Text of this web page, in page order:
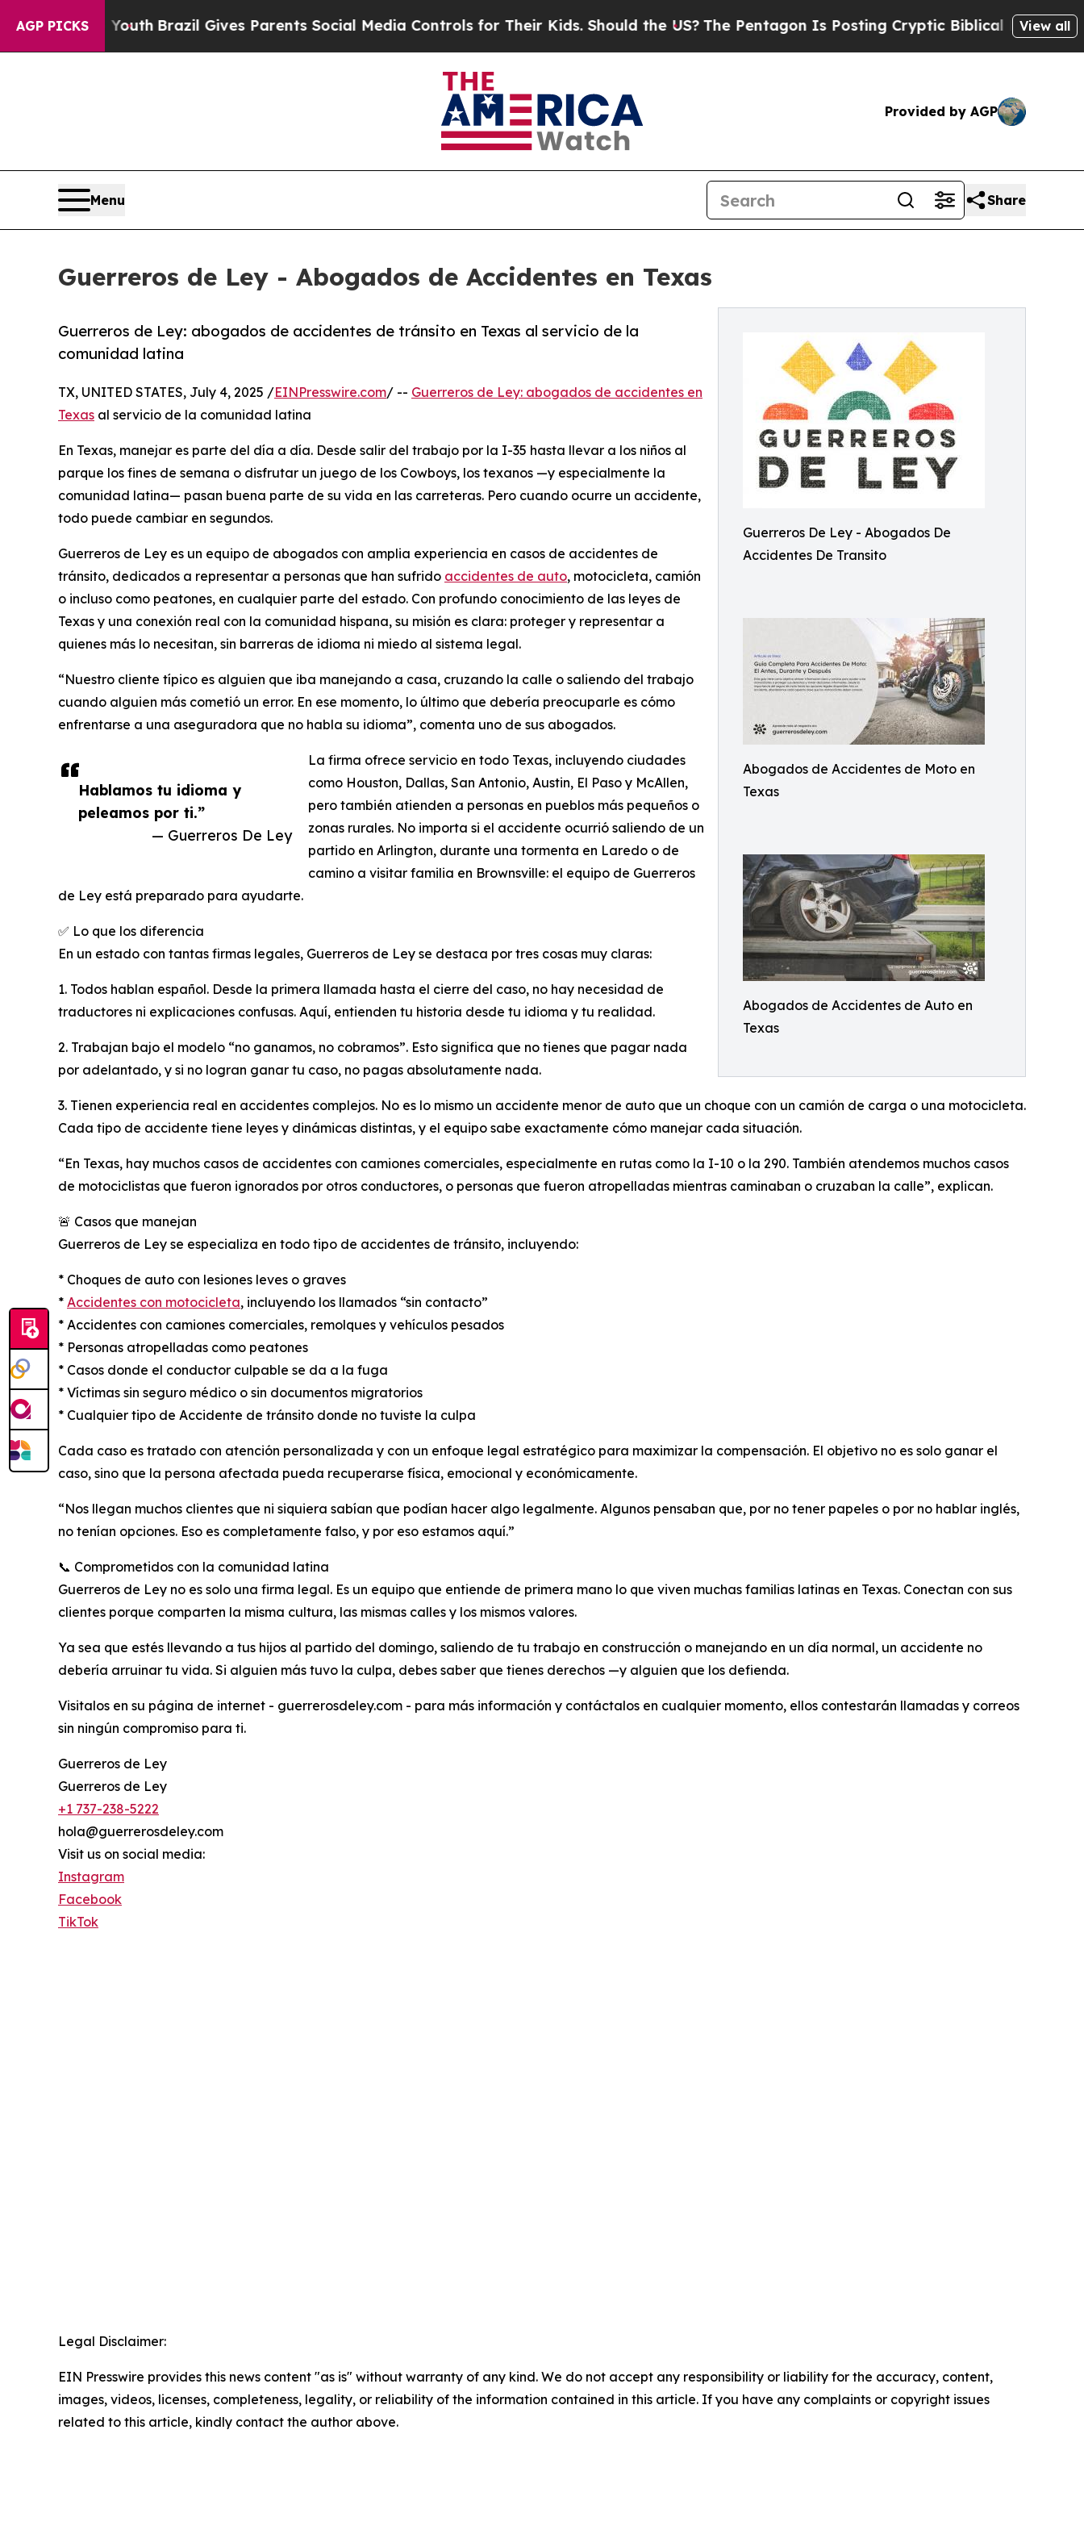
AGP PICKS
to Youth Brazil Gives Parents Social Media Controls for Their Kids. Should the US? The Pentagon Is Posting Cryptic Biblical Messages onView all
Provided by AGP
Menu Share
Guerreros de Ley - Abogados de Accidentes en Texas
Guerreros De Ley - Abogados De
Accidentes De Transito
Abogados de Accidentes de Moto en
Texas
Abogados de Accidentes de Auto en
Texas
Guerreros de Ley: abogados de accidentes de tránsito en Texas al servicio de la
comunidad latina
Hablamos tu idioma y
peleamos por ti.”
— Guerreros De Ley
TX, UNITED STATES, July 4, 2025 /EINPresswire.com/ -- Guerreros de Ley: abogados de accidentes en
Texas al servicio de la comunidad latina
En Texas, manejar es parte del día a día. Desde salir del trabajo por la I-35 hasta llevar a los niños al
parque los fines de semana o disfrutar un juego de los Cowboys, los texanos —y especialmente la
comunidad latina— pasan buena parte de su vida en las carreteras. Pero cuando ocurre un accidente,
todo puede cambiar en segundos.
Guerreros de Ley es un equipo de abogados con amplia experiencia en casos de accidentes de
tránsito, dedicados a representar a personas que han sufrido accidentes de auto, motocicleta, camión
o incluso como peatones, en cualquier parte del estado. Con profundo conocimiento de las leyes de
Texas y una conexión real con la comunidad hispana, su misión es clara: proteger y representar a
quienes más lo necesitan, sin barreras de idioma ni miedo al sistema legal.
“Nuestro cliente típico es alguien que iba manejando a casa, cruzando la calle o saliendo del trabajo
cuando alguien más cometió un error. En ese momento, lo último que debería preocuparle es cómo
enfrentarse a una aseguradora que no habla su idioma”, comenta uno de sus abogados.
La firma ofrece servicio en todo Texas, incluyendo ciudades
como Houston, Dallas, San Antonio, Austin, El Paso y McAllen,
pero también atienden a personas en pueblos más pequeños o
zonas rurales. No importa si el accidente ocurrió saliendo de un
partido en Arlington, durante una tormenta en Laredo o de
camino a visitar familia en Brownsville: el equipo de Guerreros
de Ley está preparado para ayudarte.
✅ Lo que los diferencia
En un estado con tantas firmas legales, Guerreros de Ley se destaca por tres cosas muy claras:
1. Todos hablan español. Desde la primera llamada hasta el cierre del caso, no hay necesidad de
traductores ni explicaciones confusas. Aquí, entienden tu historia desde tu idioma y tu realidad.
2. Trabajan bajo el modelo “no ganamos, no cobramos”. Esto significa que no tienes que pagar nada
por adelantado, y si no logran ganar tu caso, no pagas absolutamente nada.
3. Tienen experiencia real en accidentes complejos. No es lo mismo un accidente menor de auto que un choque con un camión de carga o una motocicleta.
Cada tipo de accidente tiene leyes y dinámicas distintas, y el equipo sabe exactamente cómo manejar cada situación.
“En Texas, hay muchos casos de accidentes con camiones comerciales, especialmente en rutas como la I-10 o la 290. También atendemos muchos casos
de motociclistas que fueron ignorados por otros conductores, o personas que fueron atropelladas mientras caminaban o cruzaban la calle”, explican.
🚨 Casos que manejan
Guerreros de Ley se especializa en todo tipo de accidentes de tránsito, incluyendo:
* Choques de auto con lesiones leves o graves
* Accidentes con motocicleta, incluyendo los llamados “sin contacto”
* Accidentes con camiones comerciales, remolques y vehículos pesados
* Personas atropelladas como peatones
* Casos donde el conductor culpable se da a la fuga
* Víctimas sin seguro médico o sin documentos migratorios
* Cualquier tipo de Accidente de tránsito donde no tuviste la culpa
Cada caso es tratado con atención personalizada y con un enfoque legal estratégico para maximizar la compensación. El objetivo no es solo ganar el
caso, sino que la persona afectada pueda recuperarse física, emocional y económicamente.
“Nos llegan muchos clientes que ni siquiera sabían que podían hacer algo legalmente. Algunos pensaban que, por no tener papeles o por no hablar inglés,
no tenían opciones. Eso es completamente falso, y por eso estamos aquí.”
📞 Comprometidos con la comunidad latina
Guerreros de Ley no es solo una firma legal. Es un equipo que entiende de primera mano lo que viven muchas familias latinas en Texas. Conectan con sus
clientes porque comparten la misma cultura, las mismas calles y los mismos valores.
Ya sea que estés llevando a tus hijos al partido del domingo, saliendo de tu trabajo en construcción o manejando en un día normal, un accidente no
debería arruinar tu vida. Si alguien más tuvo la culpa, debes saber que tienes derechos —y alguien que los defienda.
Visitalos en su página de internet - guerrerosdeley.com - para más información y contáctalos en cualquier momento, ellos contestarán llamadas y correos
sin ningún compromiso para ti.
Guerreros de Ley
Guerreros de Ley
+1 737-238-5222
hola@guerrerosdeley.com
Visit us on social media:
Instagram
Facebook
TikTok
Legal Disclaimer:
EIN Presswire provides this news content "as is" without warranty of any kind. We do not accept any responsibility or liability for the accuracy, content,
images, videos, licenses, completeness, legality, or reliability of the information contained in this article. If you have any complaints or copyright issues
related to this article, kindly contact the author above.